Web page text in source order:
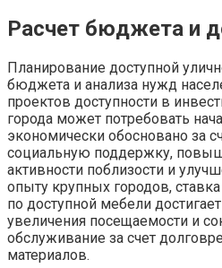
Расчет бюджета и
Планирование доступной
бюджета и анализа нужд
проектов доступности в
города может потребовать
экономически обосновано за
социальную поддержку,
активности поблизости и
опыту крупных городов,
по доступной мебели
увеличения посещаемости и
обслуживание за счет
материалов.